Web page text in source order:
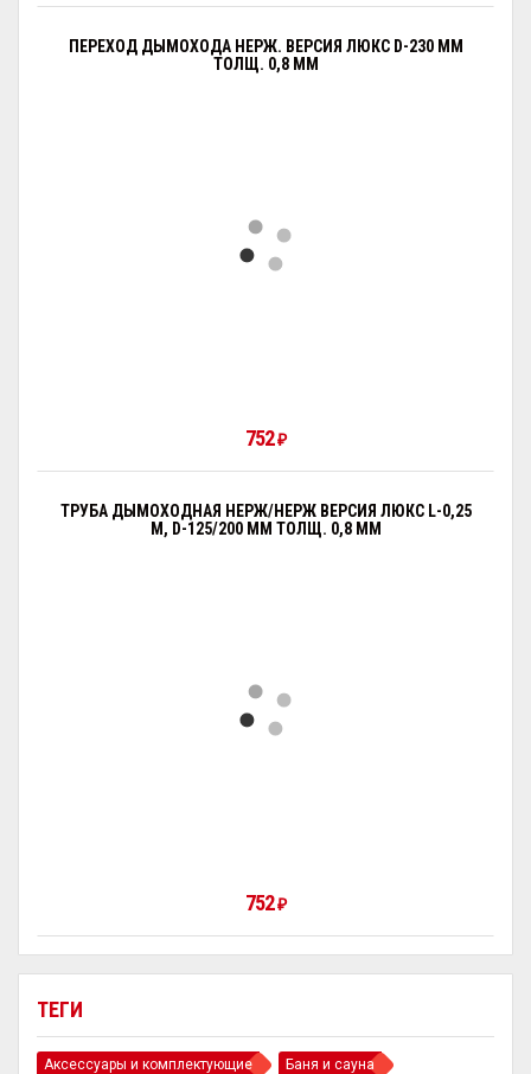
ТЕГИ
Аксессуары и комплектующие
Баня и сауна
ПЕРЕХОД ДЫМОХОДА НЕРЖ. ВЕРСИЯ ЛЮКС D-230 ММ
ТОЛЩ. 0,8 ММ
752₽
ТРУБА ДЫМОХОДНАЯ НЕРЖ/НЕРЖ ВЕРСИЯ ЛЮКС L-0,25
М, D-125/200 ММ ТОЛЩ. 0,8 ММ
752₽